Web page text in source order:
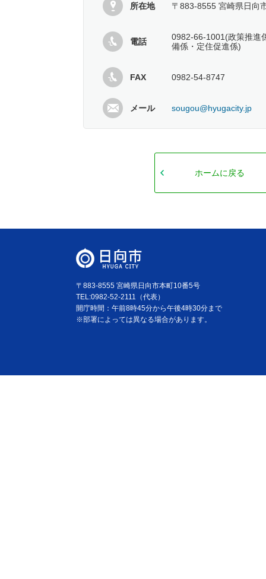
所在地 〒883-8555 宮崎県日向
電話
0982-66-1001(政策推進
備係・定住促進係)
FAX 0982-54-8747
メール sougou@hyugacity.jp
ホームに戻る
〒883-8555 宮崎県日向市本町10番5号
TEL:0982-52-2111（代表）
開庁時間：午前8時45分から午後4時30分まで
※部署によっては異なる場合があります。